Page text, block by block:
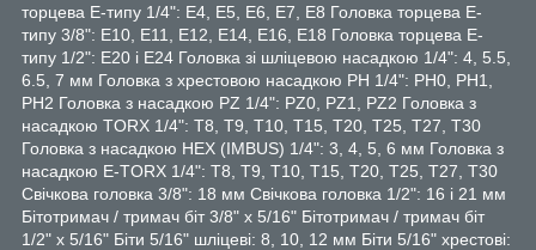
торцева E-типу 1/4": E4, E5, E6, E7, E8 Головка торцева E-
типу 3/8": E10, E11, E12, E14, E16, E18 Головка торцева E-
типу 1/2": E20 і E24 Головка зі шліцевою насадкою 1/4": 4, 5.5,
6.5, 7 мм Головка з хрестовою насадкою PH 1/4": PH0, PH1,
PH2 Головка з насадкою PZ 1/4": PZ0, PZ1, PZ2 Головка з
насадкою TORX 1/4": T8, T9, T10, T15, T20, T25, T27, T30
Головка з насадкою HEX (IMBUS) 1/4": 3, 4, 5, 6 мм Головка з
насадкою E-TORX 1/4": T8, T9, T10, T15, T20, T25, T27, T30
Свічкова головка 3/8": 18 мм Свічкова головка 1/2": 16 і 21 мм
Бітотримач / тримач біт 3/8" x 5/16" Бітотримач / тримач біт
1/2" x 5/16" Біти 5/16" шліцеві: 8, 10, 12 мм Біти 5/16" хрестові: